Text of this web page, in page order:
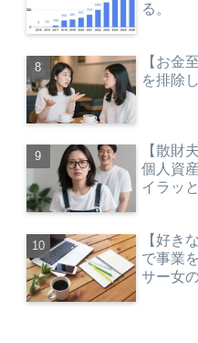
る。
【お金
を排除
【散財
個人資
イラッ
【好き
で事業
サー女の